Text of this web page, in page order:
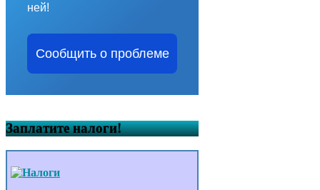
ней!
Сообщить о проблеме
Заплатите налоги!